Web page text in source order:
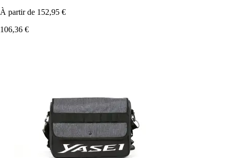
À partir de 152,95 €
106,36 €